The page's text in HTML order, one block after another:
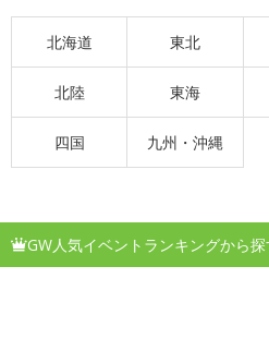
北海道 東北
北陸 東海
四国 九州・沖縄
GW人気イベントランキングから探